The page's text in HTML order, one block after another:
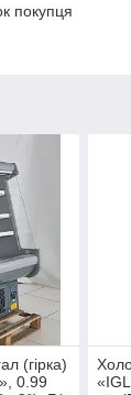
покупця
(гірка)
0.99